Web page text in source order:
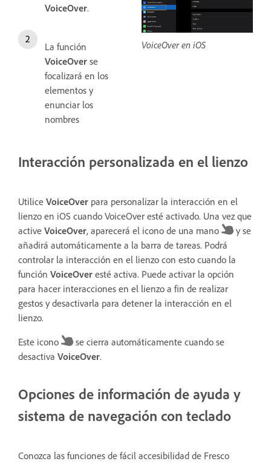
VoiceOver.
La función
VoiceOver se
focalizará en los
elementos y
enunciar los
nombres
VoiceOver en iOS
Interacción personalizada en el lienzo
Utilice VoiceOver para personalizar la interacción en el
lienzo en iOS cuando VoiceOver esté activado. Una vez que
active VoiceOver, aparecerá el icono de una mano
y se
añadirá automáticamente a la barra de tareas. Podrá
controlar la interacción en el lienzo con esto cuando la
función VoiceOver esté activa. Puede activar la opción
para hacer interacciones en el lienzo a fin de realizar
gestos y desactivarla para detener la interacción en el
lienzo.
Este icono
se cierra automáticamente cuando se
desactiva VoiceOver.
Opciones de información de ayuda y
sistema de navegación con teclado
Conozca las funciones de fácil accesibilidad de Fresco